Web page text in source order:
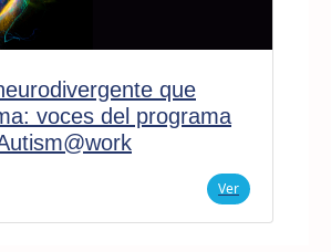
que
voces del programa
Ver